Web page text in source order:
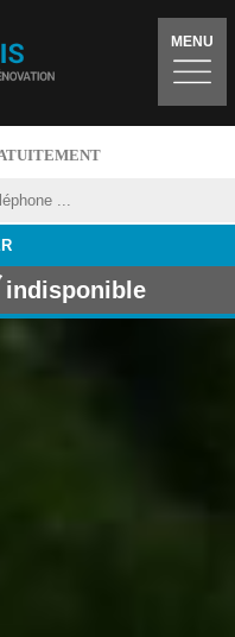
MENU
indisponible